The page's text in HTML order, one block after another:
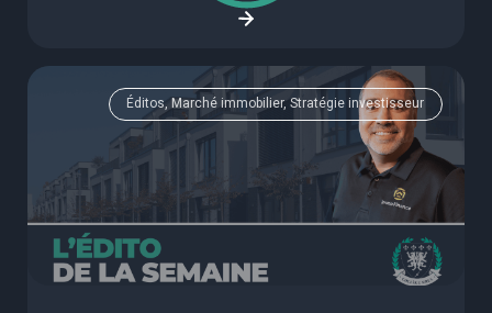
Éditos, Marché immobilier, Stratégie investisseur